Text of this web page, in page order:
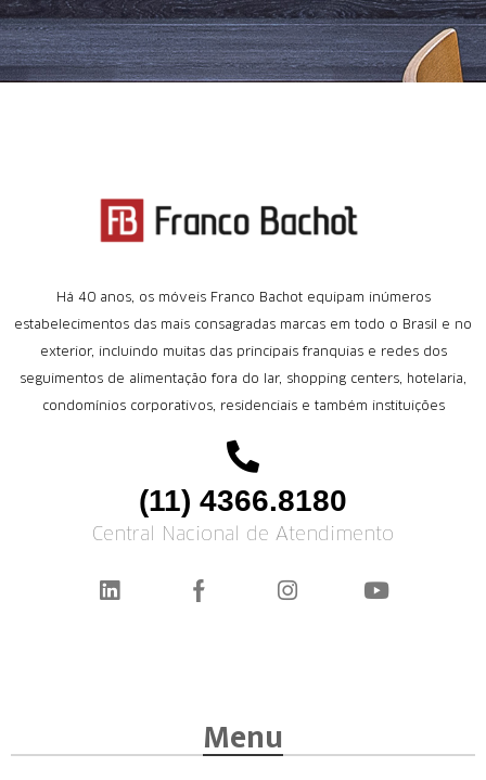
Há 40 anos, os móveis Franco Bachot equipam inúmeros
estabelecimentos das mais consagradas marcas em todo o Brasil e no
exterior, incluindo muitas das principais franquias e redes dos
seguimentos de alimentação fora do lar, shopping centers, hotelaria,
condomínios corporativos, residenciais e também instituições
(11) 4366.8180
Central Nacional de Atendimento
Menu